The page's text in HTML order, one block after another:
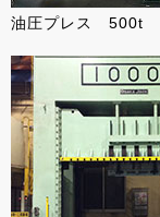
油圧プレス 500t